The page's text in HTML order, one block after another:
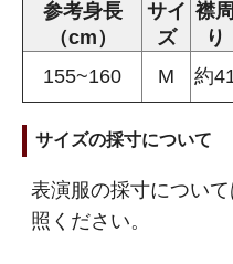
参考身長
（cm）
サイ
ズ
襟周
り
155~160 M 約
サイズの採寸について
表演服の採寸について
照ください。